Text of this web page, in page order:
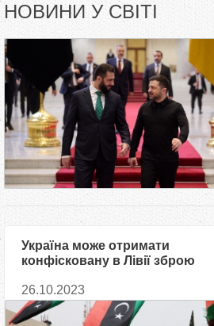
В
и
є
т
у
НОВИНИ У СВІТІ
Україна може отримати
конфісковану в Лівії зброю
26.10.2023